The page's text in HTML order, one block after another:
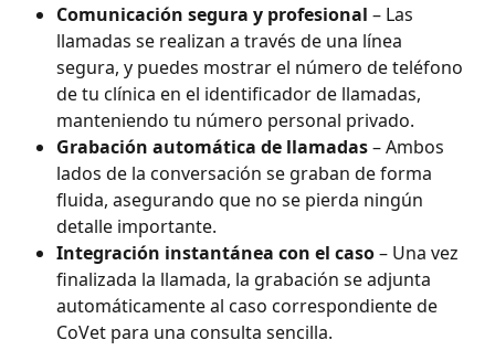
Comunicación segura y profesional – Las
llamadas se realizan a través de una línea
segura, y puedes mostrar el número de teléfono
de tu clínica en el identificador de llamadas,
manteniendo tu número personal privado.
Grabación automática de llamadas – Ambos
lados de la conversación se graban de forma
fluida, asegurando que no se pierda ningún
detalle importante.
Integración instantánea con el caso – Una vez
finalizada la llamada, la grabación se adjunta
automáticamente al caso correspondiente de
CoVet para una consulta sencilla.​